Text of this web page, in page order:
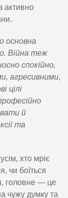
активно
основна
Війна теж
спокійно,
агресивними,
цілі
й
та
хто мріє
чи боїться
головне — це
чужу думку та